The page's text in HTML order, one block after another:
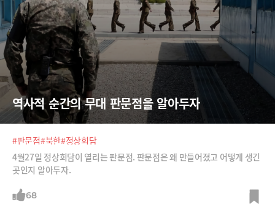
역사적 순간의 무대 판문점을 알아두자
#판문점#북한#정상회담
4월27일 정상회담이 열리는 판문점. 판문점은 왜 만들어졌고 어떻게 생긴
곳인지 알아두자.
68